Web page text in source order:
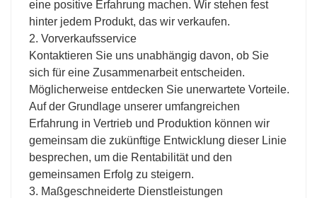
eine positive Erfahrung machen. Wir stehen fest
hinter jedem Produkt, das wir verkaufen.
2. Vorverkaufsservice
Kontaktieren Sie uns unabhängig davon, ob Sie
sich für eine Zusammenarbeit entscheiden.
Möglicherweise entdecken Sie unerwartete Vorteile.
Auf der Grundlage unserer umfangreichen
Erfahrung in Vertrieb und Produktion können wir
gemeinsam die zukünftige Entwicklung dieser Linie
besprechen, um die Rentabilität und den
gemeinsamen Erfolg zu steigern.
3. Maßgeschneiderte Dienstleistungen